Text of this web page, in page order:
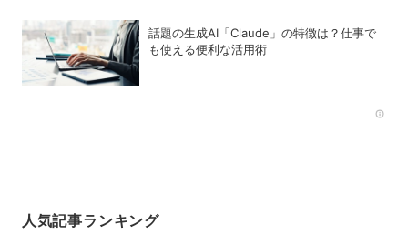
話題の生成AI「Claude」の特徴は？仕事で
も使える便利な活用術
人気記事ランキング